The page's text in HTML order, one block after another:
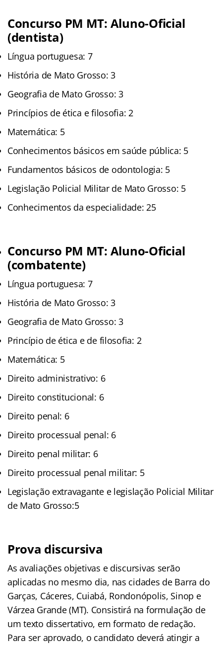
Concurso PM MT: Aluno-Oficial
(dentista)
Língua portuguesa: 7
História de Mato Grosso: 3
Geografia de Mato Grosso: 3
Princípios de ética e filosofia: 2
Matemática: 5
Conhecimentos básicos em saúde pública: 5
Fundamentos básicos de odontologia: 5
Legislação Policial Militar de Mato Grosso: 5
Conhecimentos da especialidade: 25
Concurso PM MT: Aluno-Oficial
(combatente)
Língua portuguesa: 7
História de Mato Grosso: 3
Geografia de Mato Grosso: 3
Princípio de ética e de filosofia: 2
Matemática: 5
Direito administrativo: 6
Direito constitucional: 6
Direito penal: 6
Direito processual penal: 6
Direito penal militar: 6
Direito processual penal militar: 5
Legislação extravagante e legislação Policial Militar
de Mato Grosso:5
Prova discursiva
As avaliações objetivas e discursivas serão
aplicadas no mesmo dia, nas cidades de Barra do
Garças, Cáceres, Cuiabá, Rondonópolis, Sinop e
Várzea Grande (MT). Consistirá na formulação de
um texto dissertativo, em formato de redação.
Para ser aprovado, o candidato deverá atingir a